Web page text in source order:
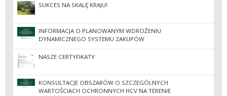
SUKCES NA SKALĘ KRAJU!
INFORMACJA O PLANOWANYM WDROŻENIU
DYNAMICZNEGO SYSTEMU ZAKUPÓW
NASZE CERTYFIKATY
KONSULTACJE OBSZARÓW O SZCZEGÓLNYCH
WARTOŚCIACH OCHRONNYCH HCV NA TERENIE